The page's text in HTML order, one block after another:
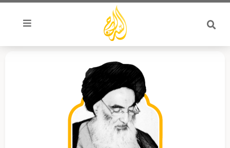
تخطي
المحتوى